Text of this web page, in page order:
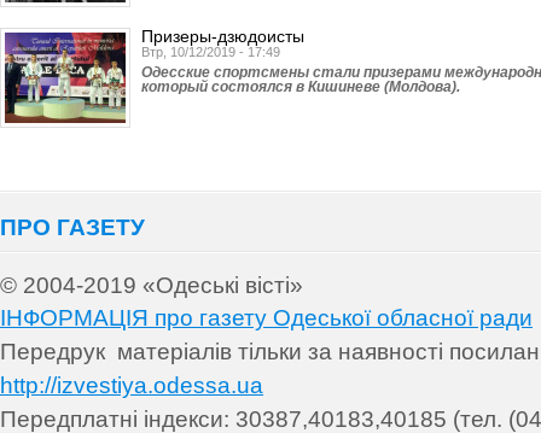
Призеры-дзюдоисты
Втр, 10/12/2019 - 17:49
Одесские спортсмены стали призерами
который состоялся в Кишиневе (Молдова).
ПРО ГАЗЕТУ
© 2004-2019 «Одеські вісті»
ІНФОРМАЦІЯ про газету Одеської обласної ради
Передрук матеріалів тільки за наявності
http://izvestiya.odessa.ua
Передплатні індекси: 30387,40183,40185 (тел.